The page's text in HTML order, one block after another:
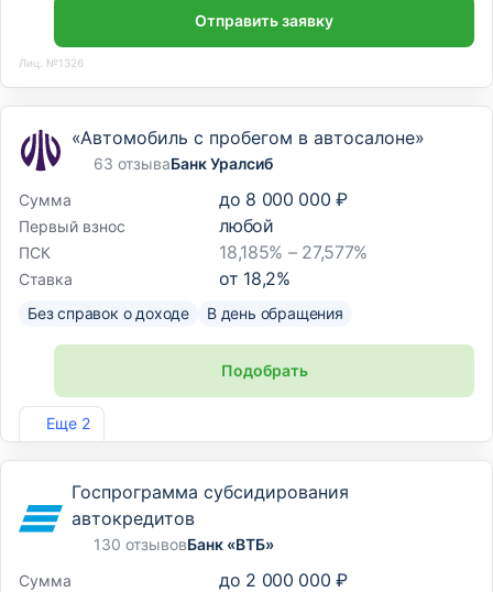
Отправить заявку
Лиц. №1326
Еще 2
«Автомобиль с пробегом в автосалоне»
63 отзываБанк Уралсиб
Сумма
до 8 000 000 ₽
Первый взнос любой
ПСК 18,185% – 27,577%
Ставка от 18,2%
Без справок о доходе В день обращения
Подобрать
Лиц. №2275
Госпрограмма субсидирования
автокредитов
130 отзывовБанк «ВТБ»
Сумма
до 2 000 000 ₽